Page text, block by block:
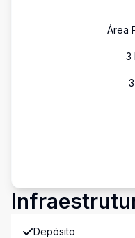
Área
3
3
Depósito